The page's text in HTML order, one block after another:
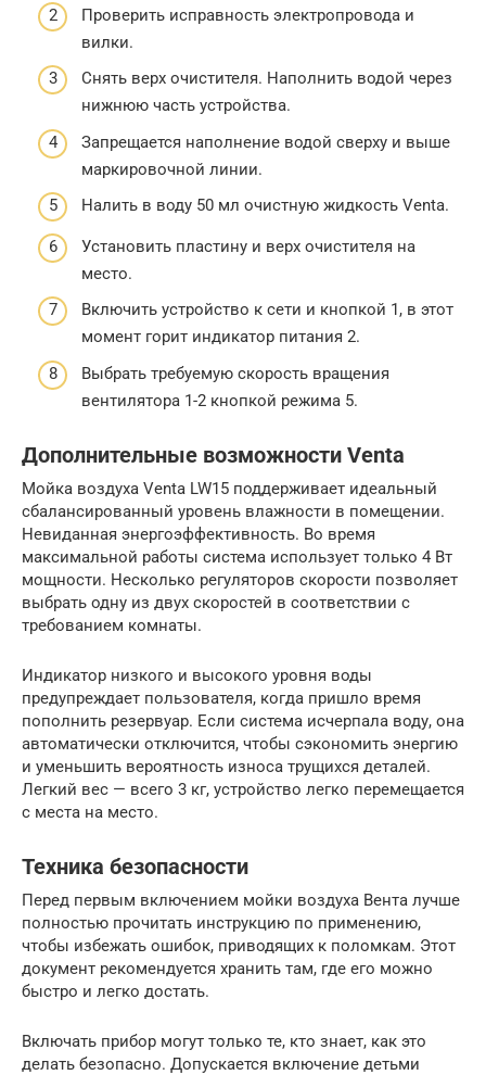
Проверить исправность электропровода и
вилки.
Снять верх очистителя. Наполнить водой через
нижнюю часть устройства.
Запрещается наполнение водой сверху и выше
маркировочной линии.
Налить в воду 50 мл очистную жидкость Venta.
Установить пластину и верх очистителя на
место.
Включить устройство к сети и кнопкой 1, в этот
момент горит индикатор питания 2.
Выбрать требуемую скорость вращения
вентилятора 1-2 кнопкой режима 5.
Дополнительные возможности Venta
Мойка воздуха Venta LW15 поддерживает идеальный
сбалансированный уровень влажности в помещении.
Невиданная энергоэффективность. Во время
максимальной работы система использует только 4 Вт
мощности. Несколько регуляторов скорости позволяет
выбрать одну из двух скоростей в соответствии с
требованием комнаты.
Индикатор низкого и высокого уровня воды
предупреждает пользователя, когда пришло время
пополнить резервуар. Если система исчерпала воду, она
автоматически отключится, чтобы сэкономить энергию
и уменьшить вероятность износа трущихся деталей.
Легкий вес — всего 3 кг, устройство легко перемещается
с места на место.
Техника безопасности
Перед первым включением мойки воздуха Вента лучше
полностью прочитать инструкцию по применению,
чтобы избежать ошибок, приводящих к поломкам. Этот
документ рекомендуется хранить там, где его можно
быстро и легко достать.
Включать прибор могут только те, кто знает, как это
делать безопасно. Допускается включение детьми